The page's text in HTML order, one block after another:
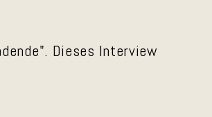
Dieses Interview